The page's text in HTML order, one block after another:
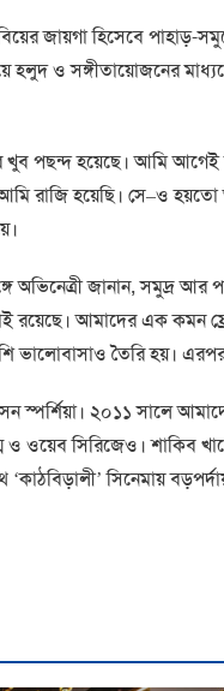
জায়গা হিসেবে পাহাড়-
হলুদ ও সঙ্গীতায়োজনের
খুব পছন্দ হয়েছে। আমি
রাজি হয়েছি। সে–ও হয়তো
অভিনেত্রী জানান, সমুদ্র
রয়েছে। আমাদের এক কমন
ভালোবাসাও তৈরি হয়।
স্পর্শিয়া। ২০১১ সালে
ও ওয়েব সিরিজেও। শাকিব
সিনেমায়